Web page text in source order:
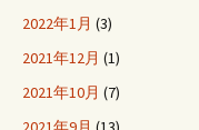
2022年1月 (3)
2021年12月 (1)
2021年10月 (7)